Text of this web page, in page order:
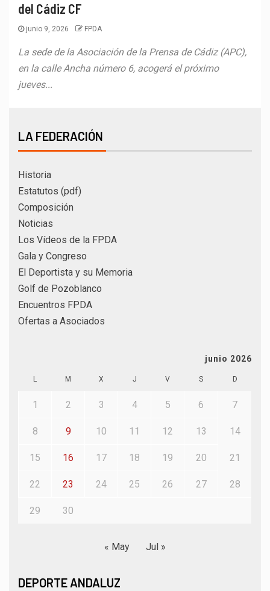
del Cádiz CF
junio 9, 2026 FPDA
La sede de la Asociación de la Prensa de Cádiz (APC),
en la calle Ancha número 6, acogerá el próximo
jueves...
LA FEDERACIÓN
Historia
Estatutos (pdf)
Composición
Noticias
Los Vídeos de la FPDA
Gala y Congreso
El Deportista y su Memoria
Golf de Pozoblanco
Encuentros FPDA
Ofertas a Asociados
junio 2026
L M X J V S D
1 2 3 4 5 6 7
8 9 10 11 12 13 14
15 16 17 18 19 20 21
22 23 24 25 26 27 28
29 30
« May Jul »
DEPORTE ANDALUZ